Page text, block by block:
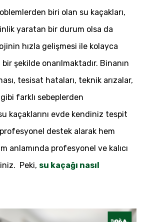
biri olan su kaçakları,
yaratan bir durum olsa da
hızla gelişmesi ile kolayca
şekilde onarılmaktadır. Binanın
tesisat hataları, teknik arızalar,
farklı sebeplerden
kaçaklarını evde kendiniz tespit
destek alarak hem
anlamında profesyonel ve kalıcı
Peki, su kaçağı nasıl